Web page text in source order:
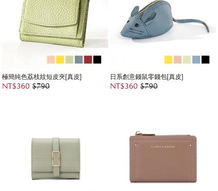
極簡純色荔枝紋短皮夾[真皮]
NT$360 $790
日系創意錢鼠零錢包[真皮]
NT$360 $790